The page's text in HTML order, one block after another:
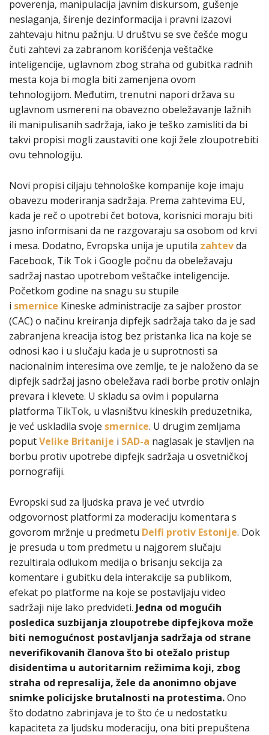
poverenja, manipulacija javnim diskursom, gušenje
neslaganja, širenje dezinformacija i pravni izazovi
zahtevaju hitnu pažnju. U društvu se sve češće mogu
čuti zahtevi za zabranom korišćenja veštačke
inteligencije, uglavnom zbog straha od gubitka radnih
mesta koja bi mogla biti zamenjena ovom
tehnologijom. Međutim, trenutni napori država su
uglavnom usmereni na obavezno obeležavanje lažnih
ili manipulisanih sadržaja, iako je teško zamisliti da bi
takvi propisi mogli zaustaviti one koji žele zloupotrebiti
ovu tehnologiju.
Novi propisi ciljaju tehnološke kompanije koje imaju
obavezu moderiranja sadržaja. Prema zahtevima EU,
kada je reč o upotrebi čet botova, korisnici moraju biti
jasno informisani da ne razgovaraju sa osobom od krvi
i mesa. Dodatno, Evropska unija je uputila zahtevda
Facebook, Tik Tok i Google počnu da obeležavaju
sadržaj nastao upotrebom veštačke inteligencije.
Početkom godine na snagu su stupile
i smernice Kineske administracije za sajber prostor
(CAC) o načinu kreiranja dipfejk sadržaja tako da je sad
zabranjena kreacija istog bez pristanka lica na koje se
odnosi kao i u slučaju kada je u suprotnosti sa
nacionalnim interesima ove zemlje, te je naloženo da se
dipfejk sadržaj jasno obeležava radi borbe protiv onlajn
prevara i klevete. U skladu sa ovim i popularna
platforma TikTok, u vlasništvu kineskih preduzetnika,
je već uskladila svoje smernice. U drugim zemljama
poputVelike Britanije i SAD-a naglasak je stavljen na
borbu protiv upotrebe dipfejk sadržaja u osvetničkoj
pornografiji.
Evropski sud za ljudska prava je već utvrdio
odgovornost platformi za moderaciju komentara s
govorom mržnje u predmetu Delfi protiv Estonije. Dok
je presuda u tom predmetu u najgorem slučaju
rezultirala odlukom medija o brisanju sekcija za
komentare i gubitku dela interakcije sa publikom,
efekat po platforme na koje se postavljaju video
sadržaji nije lako predvideti. Jedna od mogućih
posledica suzbijanja zloupotrebe dipfejkova može
biti nemogućnost postavljanja sadržaja od strane
neverifikovanih članova što bi otežalo pristup
disidentima u autoritarnim režimima koji, zbog
straha od represalija, žele da anonimno objave
snimke policijske brutalnosti na protestima.Ono
što dodatno zabrinjava je to što će u nedostatku
kapaciteta za ljudsku moderaciju, ona biti prepuštena